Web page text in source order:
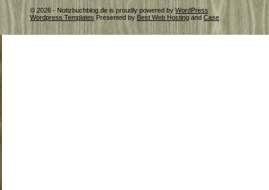
© 2026 - Notizbuchblog.de is proudly powered by WordPress
Wordpress Templates Presented by Best Web Hosting and Case